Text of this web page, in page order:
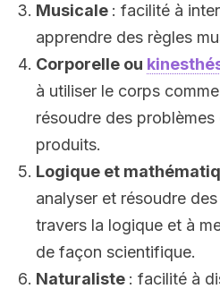
Musicale : facilité à
apprendre des règles
Corporelle ou
à utiliser le corps
résoudre des
produits.
Logique et
analyser et résoudre
travers la logique et à
de façon scientifique.
Naturaliste : facilité à